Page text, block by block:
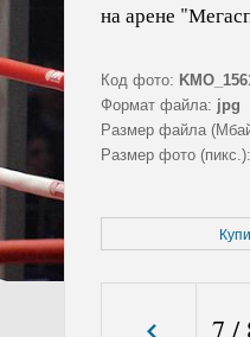
на арене
Код фото:
Формат файла: jpg
Размер файла
Размер фото (пикс.):
7 /